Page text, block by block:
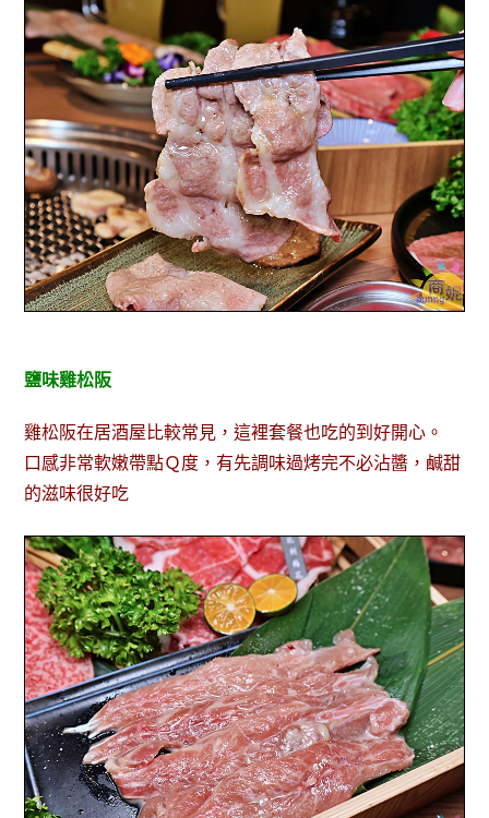
鹽味雞松阪
雞松阪在居酒屋比較常見，這裡套餐也吃的到好開心。
口感非常軟嫩帶點Ｑ度，有先調味過烤完不必沾醬，鹹甜
的滋味很好吃